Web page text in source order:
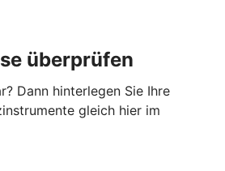
überprüfen
Dann hinterlegen Sie Ihre
gleich hier im